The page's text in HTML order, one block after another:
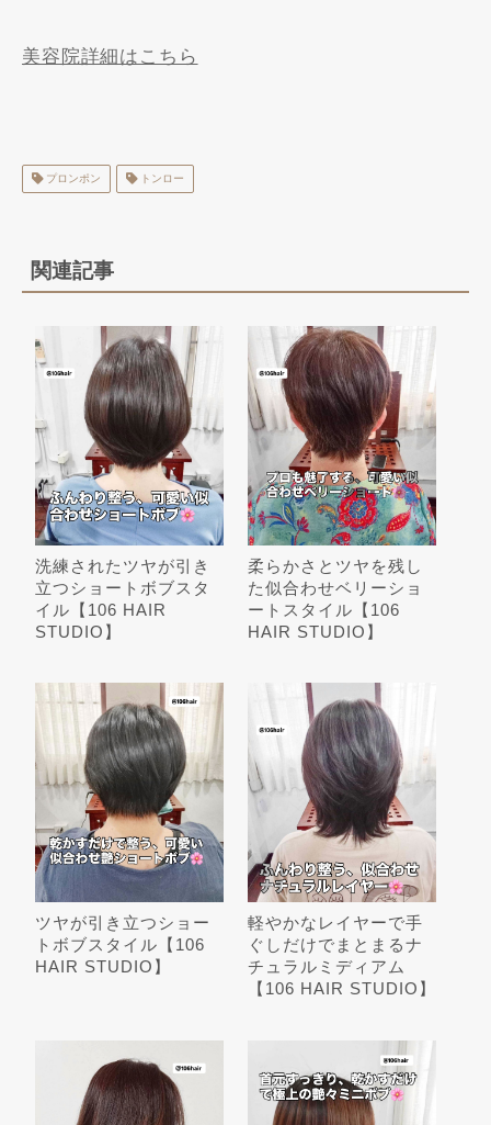
美容院詳細はこちら
プロンポン トンロー
関連記事
洗練されたツヤが引き
立つショートボブスタ
イル【106 HAIR
STUDIO】
柔らかさとツヤを残し
た似合わせベリーショ
ートスタイル【106
HAIR STUDIO】
ツヤが引き立つショー
トボブスタイル【106
HAIR STUDIO】
軽やかなレイヤーで手
ぐしだけでまとまるナ
チュラルミディアム
【106 HAIR STUDIO】